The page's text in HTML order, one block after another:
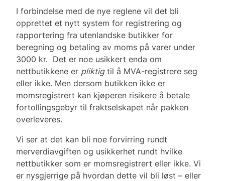
I forbindelse med de nye reglene vil det bli
opprettet et nytt system for registrering og
rapportering fra utenlandske butikker for
beregning og betaling av moms på varer under
3000 kr. Det er noe usikkert enda om
nettbutikkene er pliktigtil å MVA-registrere seg
eller ikke. Men dersom butikken ikke er
momsregistrert kan kjøperen risikere å betale
fortollingsgebyr til fraktselskapet når pakken
overleveres.
Vi ser at det kan bli noe forvirring rundt
merverdiavgiften og usikkerhet rundt hvilke
nettbutikker som er momsregistrert eller ikke. Vi
er nysgjerrige på hvordan dette vil bli løst – eller